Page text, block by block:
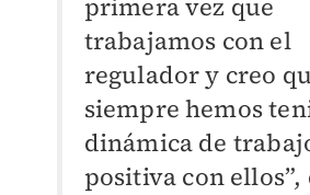
primera vez que
trabajamos con el
regulador y creo
siempre hemos
dinámica de
positiva con